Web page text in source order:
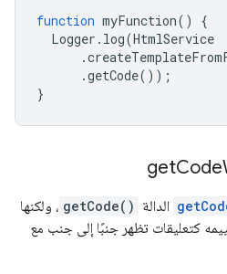
function myFunction()
{
Logger . log(HtmlService
.
.getCode());
}
Code
الدالة getCode() ، ولكنها
كتعليقات تظهر جنبًا إلى جنب مع